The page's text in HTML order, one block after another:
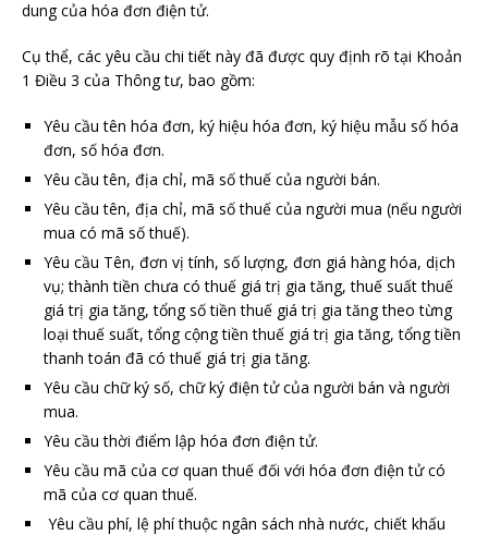
dung của hóa đơn điện tử.
Cụ thể, các yêu cầu chi tiết này đã được quy định rõ tại Khoản
1 Điều 3 của Thông tư, bao gồm:
Yêu cầu tên hóa đơn, ký hiệu hóa đơn, ký hiệu mẫu số hóa
đơn, số hóa đơn.
Yêu cầu tên, địa chỉ, mã số thuế của người bán.
Yêu cầu tên, địa chỉ, mã số thuế của người mua (nếu người
mua có mã số thuế).
Yêu cầu Tên, đơn vị tính, số lượng, đơn giá hàng hóa, dịch
vụ; thành tiền chưa có thuế giá trị gia tăng, thuế suất thuế
giá trị gia tăng, tổng số tiền thuế giá trị gia tăng theo từng
loại thuế suất, tổng cộng tiền thuế giá trị gia tăng, tổng tiền
thanh toán đã có thuế giá trị gia tăng.
Yêu cầu chữ ký số, chữ ký điện tử của người bán và người
mua.
Yêu cầu thời điểm lập hóa đơn điện tử.
Yêu cầu mã của cơ quan thuế đối với hóa đơn điện tử có
mã của cơ quan thuế.
Yêu cầu phí, lệ phí thuộc ngân sách nhà nước, chiết khấu